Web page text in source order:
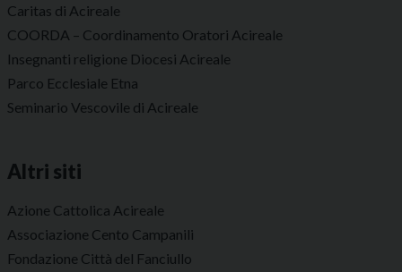
Caritas di Acireale
COORDA – Coordinamento Oratori Acireale
Insegnanti religione Diocesi Acireale
Parco Ecclesiale Etna
Seminario Vescovile di Acireale
Altri siti
Azione Cattolica Acireale
Associazione Cento Campanili
Fondazione Città del Fanciullo